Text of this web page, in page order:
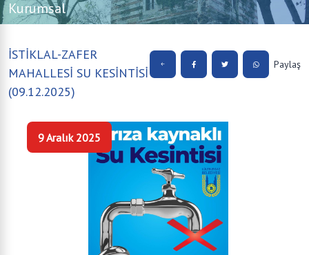
Kurumsal
İSTİKLAL-ZAFER
MAHALLESİ SU KESİNTİSİ
(09.12.2025)
Paylaş
9 Aralık 2025